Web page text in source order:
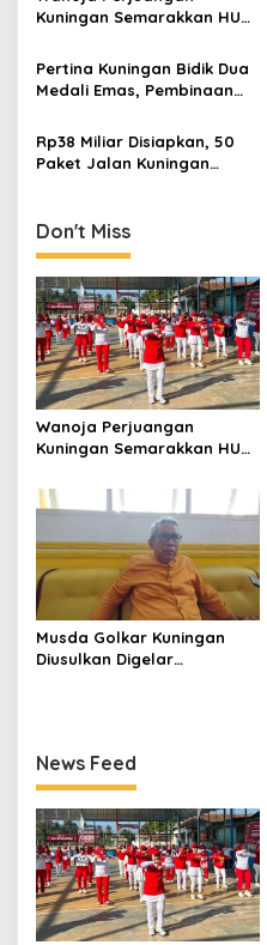
Kuningan Semarakkan HUT
Perempuan Harus Sehat
dan Berdaya
Pertina Kuningan Bidik Dua
Medali Emas, Pembinaan
2030
Rp38 Miliar Disiapkan, 50
Paket Jalan Kuningan
Don't Miss
Wanoja Perjuangan
Kuningan Semarakkan HUT
Perempuan Harus Sehat
dan Berdaya
Musda Golkar Kuningan
Diusulkan Digelar
News Feed